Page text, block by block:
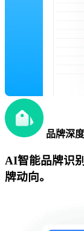
品牌深
AI智能品牌识
牌动向。